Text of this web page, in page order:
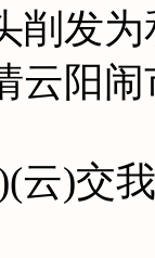
削发
云阳
我断